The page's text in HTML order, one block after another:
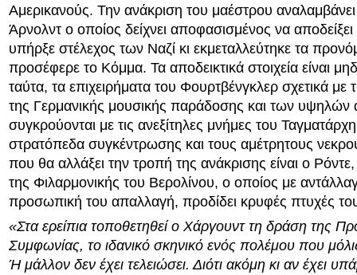
Αμερικανούς. Την ανάκριση του μαέστρου
Άρνολντ ο οποίος δείχνει αποφασισμένος να
υπήρξε στέλεχος των Ναζί κι εκμεταλλεύτηκε τα
προσέφερε το Κόμμα. Τα αποδεικτικά στοιχεία είναι
ταύτα, τα επιχειρήματα του Φουρτβένγκλερ σχετικά με
της Γερμανικής μουσικής παράδοσης και των υψηλών
συγκρούονται με τις ανεξίτηλες μνήμες του
στρατόπεδα συγκέντρωσης και τους αμέτρητους
που θα αλλάξει την τροπή της ανάκρισης είναι ο Ρόντε,
της Φιλαρμονικής του Βερολίνου, ο οποίος με
προσωπική του απαλλαγή, προδίδει κρυφές πτυχές
«Στα ερείπια τοποθετηθεί ο Χάργουντ τη δράση της
Συμφωνίας, το ιδανικό σκηνικό ενός πολέμου που
Ή μάλλον δεν έχει τελειώσει. Διότι ακόμη κι αν έχει